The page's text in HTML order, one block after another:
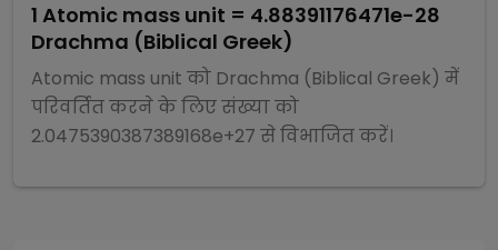
1 Atomic mass unit = 4.88391176471e-28
Drachma (Biblical Greek)
Atomic mass unit को Drachma (Biblical Greek) में
परिवर्तित करने के लिए संख्या को
2.0475390387389168e+27 सेविभाजितकरें।